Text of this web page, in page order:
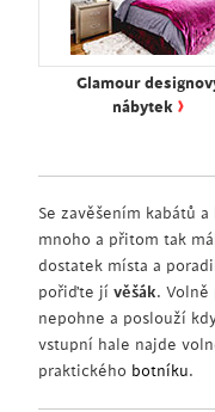
Glamour
nábytek ›
Se zavěšením kabátů
mnoho a přitom tak
dostatek místa a
pořiďte jí věšák. Volně
nepohne a poslouží
vstupní hale najde
praktického botníku.